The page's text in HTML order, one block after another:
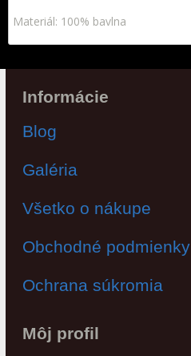
Materiál: 100% bavlna
Informácie
Blog
Galéria
Všetko o nákupe
Obchodné podmienky
Ochrana súkromia
Môj profil